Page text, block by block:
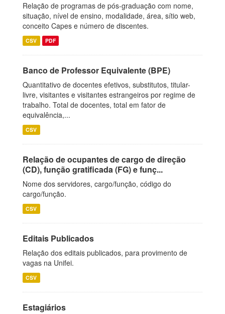
Relação de programas de pós-graduação com nome,
situação, nível de ensino, modalidade, área, sítio web,
conceito Capes e número de discentes.
CSV PDF
Banco de Professor Equivalente (BPE)
Quantitativo de docentes efetivos, substitutos, titular-
livre, visitantes e visitantes estrangeiros por regime de
trabalho. Total de docentes, total em fator de
equivalência,...
CSV
Relação de ocupantes de cargo de direção
(CD), função gratificada (FG) e funç...
Nome dos servidores, cargo/função, código do
cargo/função.
CSV
Editais Publicados
Relação dos editais publicados, para provimento de
vagas na Unifei.
CSV
Estagiários